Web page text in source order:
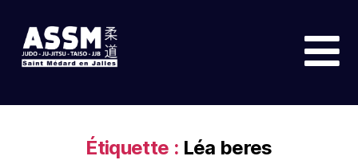
Étiquette : Léa beres